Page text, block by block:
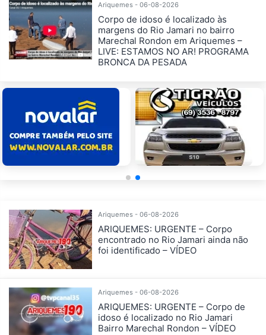
Ariquemes - 06-08-2026
Corpo de idoso é localizado às
margens do Rio Jamari no bairro
Marechal Rondon em Ariquemes –
LIVE: ESTAMOS NO AR! PROGRAMA
BRONCA DA PESADA
Ariquemes - 06-08-2026
ARIQUEMES: URGENTE – Corpo
encontrado no Rio Jamari ainda não
foi identificado – VÍDEO
Ariquemes - 06-08-2026
ARIQUEMES: URGENTE – Corpo de
idoso é localizado no Rio Jamari
Bairro Marechal Rondon – VÍDEO